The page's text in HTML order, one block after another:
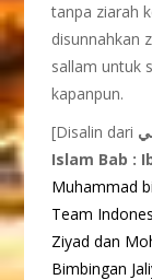
tanpa ziarah
disunnahkan
sallam untuk
kapanpun.
[Disalin dari
Islam Bab :
Muhammad
Team
Ziyad dan
Bimbingan